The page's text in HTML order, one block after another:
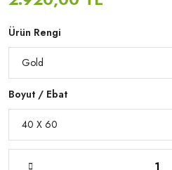
Ürün Rengi
Boyut / Ebat